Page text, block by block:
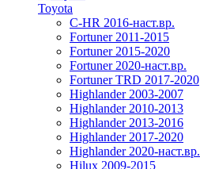
Toyota
C-HR 2016-наст.вр.
Fortuner 2011-2015
Fortuner 2015-2020
Fortuner 2020-наст.вр.
Fortuner TRD 2017-2020
Highlander 2003-2007
Highlander 2010-2013
Highlander 2013-2016
Highlander 2017-2020
Highlander 2020-наст.вр.
Hilux 2009-2015